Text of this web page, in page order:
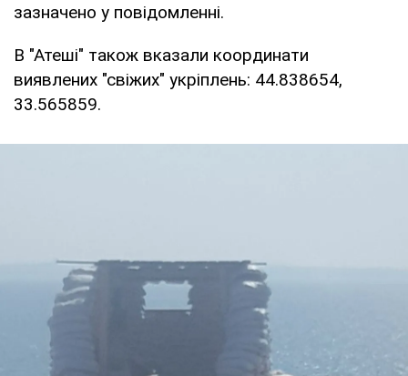
зазначено у повідомленні.
В "Атеші" також вказали координати
виявлених "свіжих" укріплень: 44.838654,
33.565859.